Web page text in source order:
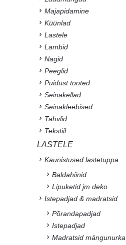
Majapidamine
Küünlad
Lastele
Lambid
Nagid
Peeglid
Puidust tooted
Seinakellad
Seinakleebised
Tahvlid
Tekstiil
LASTELE
Kaunistused lastetuppa
Baldahiinid
Lipuketid jm deko
Istepadjad & madratsid
Põrandapadjad
Istepadjad
Madratsid mängunurka